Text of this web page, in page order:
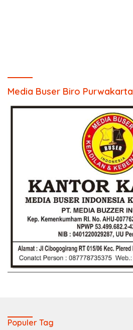
Media Buser Biro Purwakarta
Populer Tag